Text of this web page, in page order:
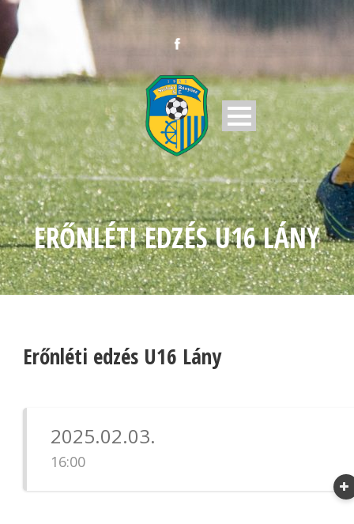
ERŐNLÉTI EDZÉS U16 LÁNY
Erőnléti edzés U16 Lány
2025.02.03.
16:00